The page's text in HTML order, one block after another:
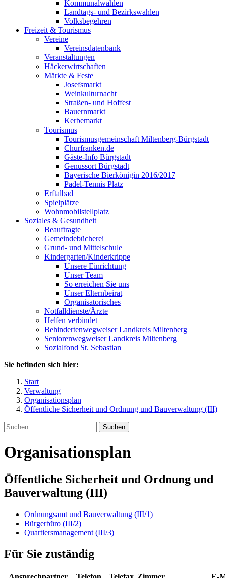
Kommunalwahlen
Landtags- und Bezirkswahlen
Volksbegehren
Freizeit & Tourismus
Vereine
Vereinsdatenbank
Veranstaltungen
Häckerwirtschaften
Märkte & Feste
Josefsmarkt
Weinkulturnacht
Straßen- und Hoffest
Bauernmarkt
Kerbemarkt
Tourismus
Tourismusgemeinschaft Miltenberg-Bürgstadt
Churfranken.de
Gäste-Info Bürgstadt
Genussort Bürgstadt
Bayerische Bierkönigin 2016/2017
Padel-Tennis Platz
Erftalbad
Spielplätze
Wohnmobilstellplatz
Soziales & Gesundheit
Beauftragte
Gemeindebücherei
Grund- und Mittelschule
Kindergarten/Kinderkrippe
Unsere Einrichtung
Unser Team
So erreichen Sie uns
Unser Elternbeirat
Organisatorisches
Notfalldienste/Ärzte
Helfen verbindet
Behindertenwegweiser Landkreis Miltenberg
Seniorenwegweiser Landkreis Miltenberg
Sozialfond St. Sebastian
Sie befinden sich hier:
Start
Verwaltung
Organisationsplan
Öffentliche Sicherheit und Ordnung und Bauverwaltung (III)
Suchen
Organisationsplan
Öffentliche Sicherheit und Ordnung und
Bauverwaltung (III)
Ordnungsamt und Bauverwaltung (III/1)
Bürgerbüro (III/2)
Quartiersmanagement (III/3)
Für Sie zuständig